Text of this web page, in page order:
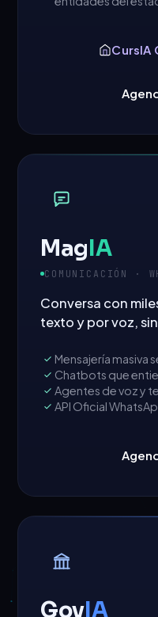
CursIA
MagIA
COMUNICACIÓN ·
Conversa con
texto y por voz,
Mensajería masiva
Chatbots que
Agentes de voz y
API Oficial
Gov IA